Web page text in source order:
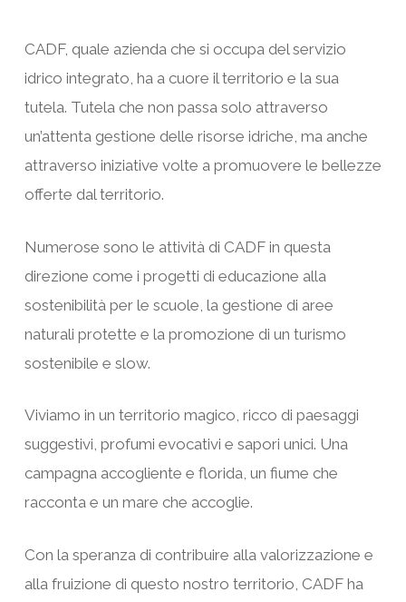
CADF, quale azienda che si occupa del servizio
idrico integrato, ha a cuore il territorio e la sua
tutela. Tutela che non passa solo attraverso
un’attenta gestione delle risorse idriche, ma anche
attraverso iniziative volte a promuovere le bellezze
offerte dal territorio.
Numerose sono le attività di CADF in questa
direzione come i progetti di educazione alla
sostenibilità per le scuole, la gestione di aree
naturali protette e la promozione di un turismo
sostenibile e slow.
Viviamo in un territorio magico, ricco di paesaggi
suggestivi, profumi evocativi e sapori unici. Una
campagna accogliente e florida, un fiume che
racconta e un mare che accoglie.
Con la speranza di contribuire alla valorizzazione e
alla fruizione di questo nostro territorio, CADF ha